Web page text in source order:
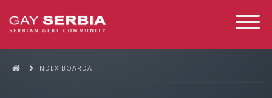
Toggle
INDEX BOARDA